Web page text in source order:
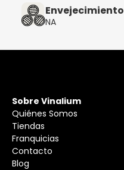
Envejecimiento
NA
Sobre Vinalium
Quiénes Somos
Tiendas
Franquicias
Contacto
Blog